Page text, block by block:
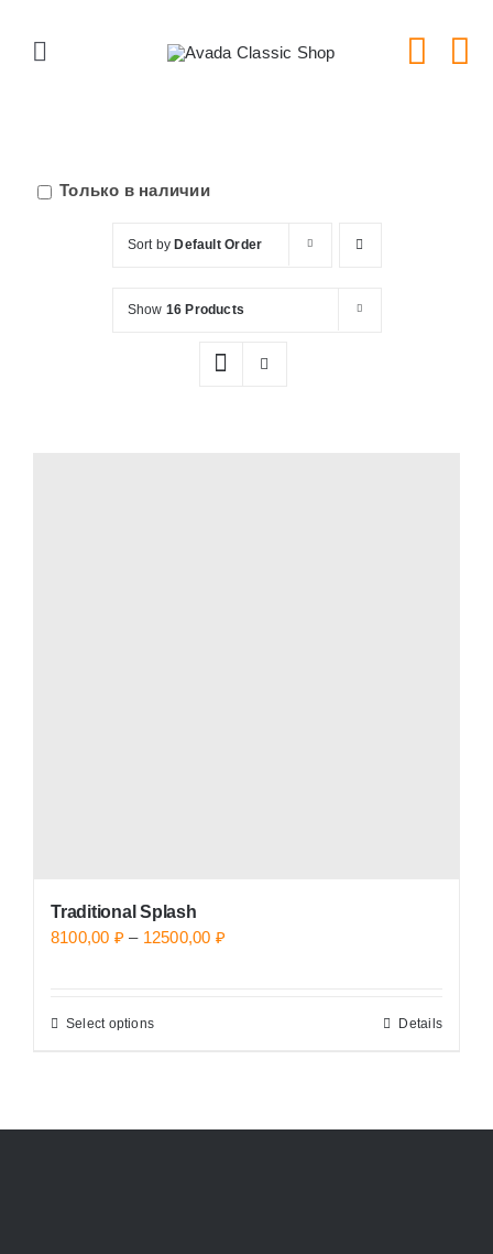
Toggle
Серии тарелок
Только в наличии
Sort by Default Order
Show 16 Products
Traditional Splash
8100,00 ₽ – 12500,00 ₽
Select optionsThis
Details